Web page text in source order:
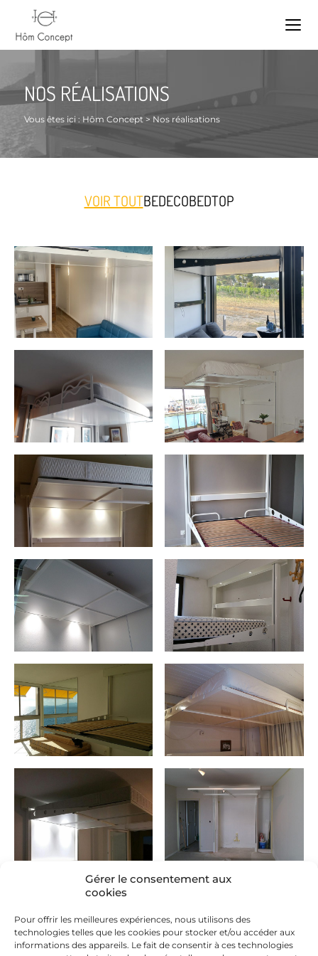
Gérer le consentement aux
cookies
Pour offrir les meilleures expériences, nous utilisons des
technologies telles que les cookies pour stocker et/ou accéder aux
informations des appareils. Le fait de consentir à ces technologies
NOS RÉALISATIONS
Vous êtes ici : Hôm Concept> Nos réalisations
VOIR TOUTBEDECOBEDTOP
Nous contacter